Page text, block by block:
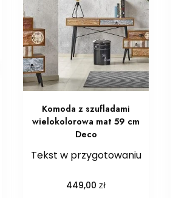
Komoda z szufladami
wielokolorowa mat 59 cm
Deco
Tekst w przygotowaniu
449,00zł